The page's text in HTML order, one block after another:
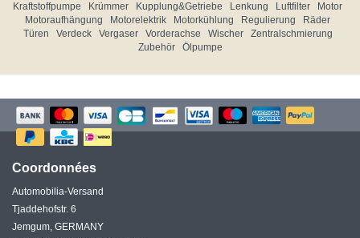
Kraftstoffpumpe
Krümmer Kupplung&Getriebe Lenkung Luftfilter
Motor
Motoraufhängung
Motorelektrik Motorkühlung Regulierung
Räder
Türen
Verdeck Vergaser Vorderachse Wischer
Zentralschmierung
Zubehör
Ölpumpe
Coordonnées
Automobilia-Versand
Tjaddehofstr. 6
Jemgum, GERMANY